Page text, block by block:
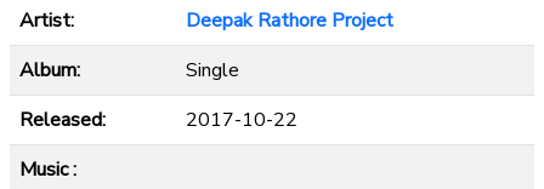
Artist:
Deepak Rathore Project
Album:
Single
Released:
2017-10-22
Music :